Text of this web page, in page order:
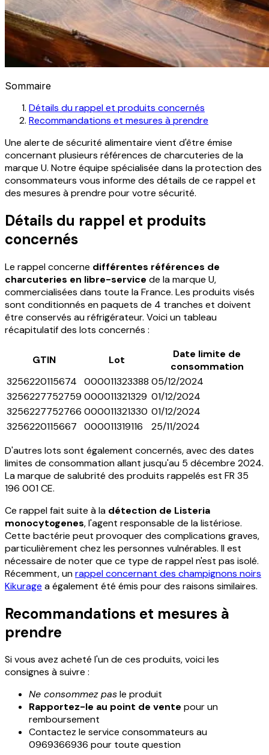
Sommaire
Détails du rappel et produits concernés
Recommandations et mesures à prendre
Une alerte de sécurité alimentaire vient d'être émise
concernant plusieurs références de charcuteries de la
marque U. Notre équipe spécialisée dans la protection des
consommateurs vous informe des détails de ce rappel et
des mesures à prendre pour votre sécurité.
Détails du rappel et produits
concernés
Le rappel concerne différentes références de
charcuteries en libre-service de la marque U,
commercialisées dans toute la France. Les produits visés
sont conditionnés en paquets de 4 tranches et doivent
être conservés au réfrigérateur. Voici un tableau
récapitulatif des lots concernés :
GTIN Lot
Date limite de
consommation
3256220115674
000011323388 05/12/2024
3256227752759 000011321329 01/12/2024
3256227752766 000011321330 01/12/2024
3256220115667
000011319116
25/11/2024
D'autres lots sont également concernés, avec des dates
limites de consommation allant jusqu'au 5 décembre 2024.
La marque de salubrité des produits rappelés est FR 35
196 001 CE.
Ce rappel fait suite à la détection de Listeria
monocytogenes, l'agent responsable de la listériose.
Cette bactérie peut provoquer des complications graves,
particulièrement chez les personnes vulnérables. Il est
nécessaire de noter que ce type de rappel n'est pas isolé.
Récemment, unrappel concernant des champignons noirs
Kikurage a également été émis pour des raisons similaires.
Recommandations et mesures à
prendre
Si vous avez acheté l'un de ces produits, voici les
consignes à suivre :
Ne consommez pasle produit
Rapportez-le au point de vente pour un
remboursement
Contactez le service consommateurs au
0969366936 pour toute question